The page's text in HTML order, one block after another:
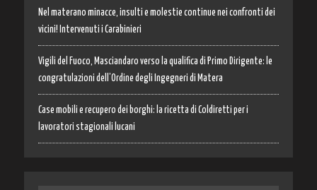
Nel materano minacce, insulti e molestie continue nei confronti dei
vicini! Intervenuti i Carabinieri
Vigili del Fuoco, Masciandaro verso la qualifica di Primo Dirigente: le
congratulazioni dell’Ordine degli Ingegneri di Matera
Case mobili e recupero dei borghi: la ricetta di Coldiretti per i
lavoratori stagionali lucani